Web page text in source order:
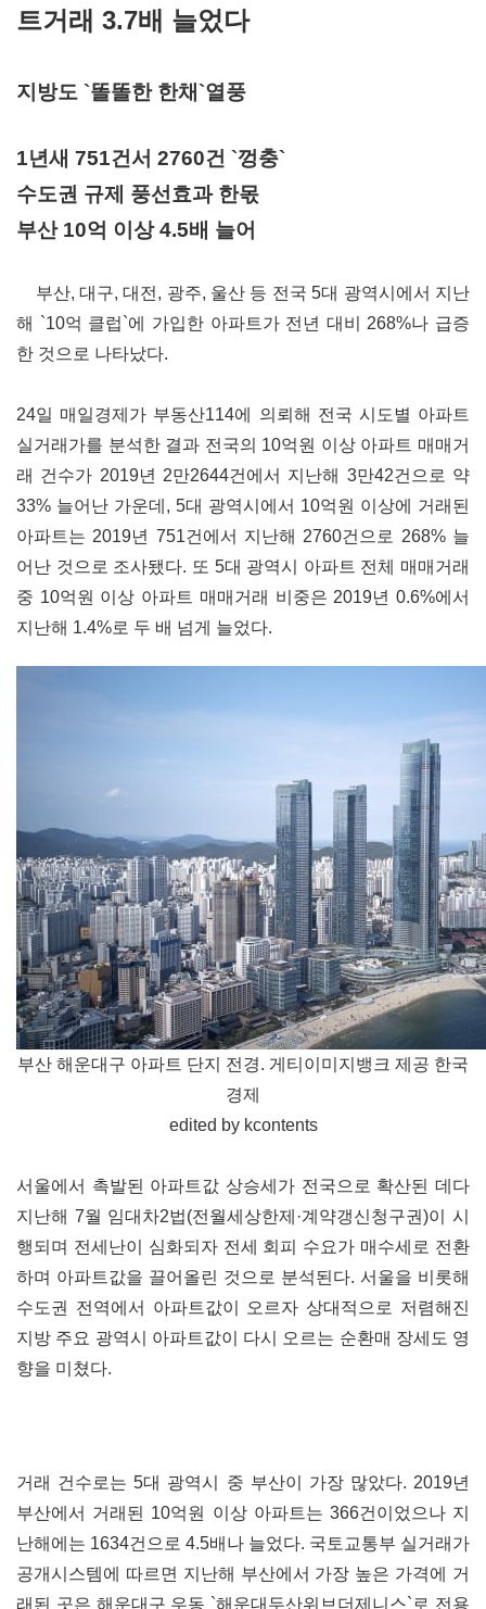
트거래 3.7배 늘었다
지방도 `똘똘한 한채`열풍
1년새 751건서 2760건 `껑충`
수도권 규제 풍선효과 한몫
부산 10억 이상 4.5배 늘어
부산, 대구, 대전, 광주, 울산 등 전국 5대 광역시에서 지난
해 `10억 클럽`에 가입한 아파트가 전년 대비 268%나 급증
한 것으로 나타났다.
24일 매일경제가 부동산114에 의뢰해 전국 시도별 아파트
실거래가를 분석한 결과 전국의 10억원 이상 아파트 매매거
래 건수가 2019년 2만2644건에서 지난해 3만42건으로 약
33% 늘어난 가운데, 5대 광역시에서 10억원 이상에 거래된
아파트는 2019년 751건에서 지난해 2760건으로 268% 늘
어난 것으로 조사됐다. 또 5대 광역시 아파트 전체 매매거래
중 10억원 이상 아파트 매매거래 비중은 2019년 0.6%에서
지난해 1.4%로 두 배 넘게 늘었다.
부산 해운대구 아파트 단지 전경. 게티이미지뱅크 제공 한국
경제
edited by kcontents
서울에서 촉발된 아파트값 상승세가 전국으로 확산된 데다
지난해 7월 임대차2법(전월세상한제·계약갱신청구권)이 시
행되며 전세난이 심화되자 전세 회피 수요가 매수세로 전환
하며 아파트값을 끌어올린 것으로 분석된다. 서울을 비롯해
수도권 전역에서 아파트값이 오르자 상대적으로 저렴해진
지방 주요 광역시 아파트값이 다시 오르는 순환매 장세도 영
향을 미쳤다.
거래 건수로는 5대 광역시 중 부산이 가장 많았다. 2019년
부산에서 거래된 10억원 이상 아파트는 366건이었으나 지
난해에는 1634건으로 4.5배나 늘었다. 국토교통부 실거래가
공개시스템에 따르면 지난해 부산에서 가장 높은 가격에 거
래된 곳은 해운대구 우동 `해운대두산위브더제니스`로 전용